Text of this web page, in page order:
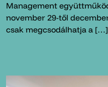
Management
november 29-től
csak megcsodálhatja a […]